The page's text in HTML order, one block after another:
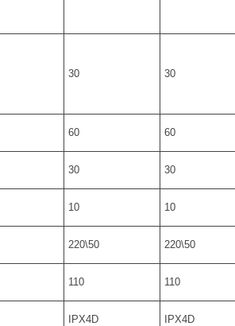
30 30
60 60
30 30
10 10
220\50 220\50
110 110
IPX4D IPX4D